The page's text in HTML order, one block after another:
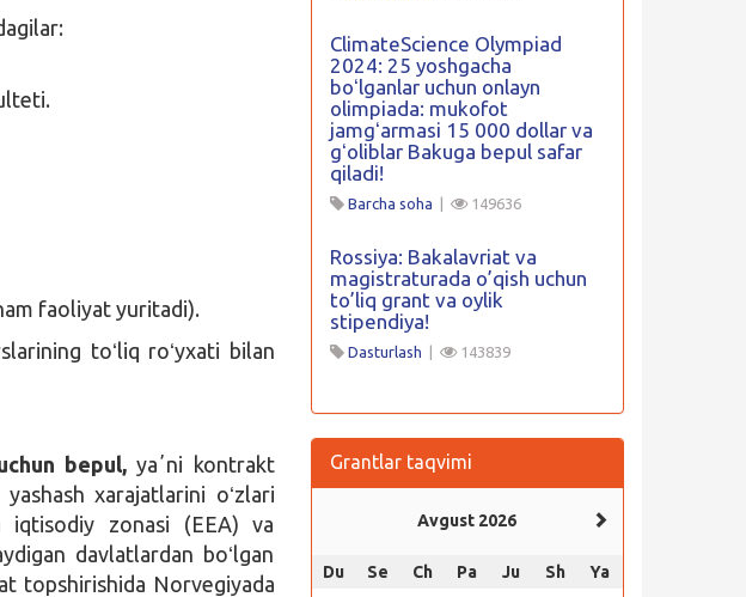
faoliyat yuritadi).
toʻliq roʻyxati bilan
bepul, yaʼni kontrakt
xarajatlarini oʻzlari
zonasi (EEA) va
davlatlardan boʻlgan
topshirishida Norvegiyada
ClimateScience Olympiad
2024: 25 yoshgacha
boʻlganlar uchun onlayn
olimpiada: mukofot
jamgʻarmasi 15 000 dollar va
gʻoliblar Bakuga bepul safar
qiladi!
Barcha soha 149636
Rossiya: Bakalavriat va
magistraturada o’qish uchun
to’liq grant va oylik
stipendiya!
Dasturlash 143839
Grantlar taqvimi
Avgust 2026
Du Se Ch Pa Ju Sh Ya